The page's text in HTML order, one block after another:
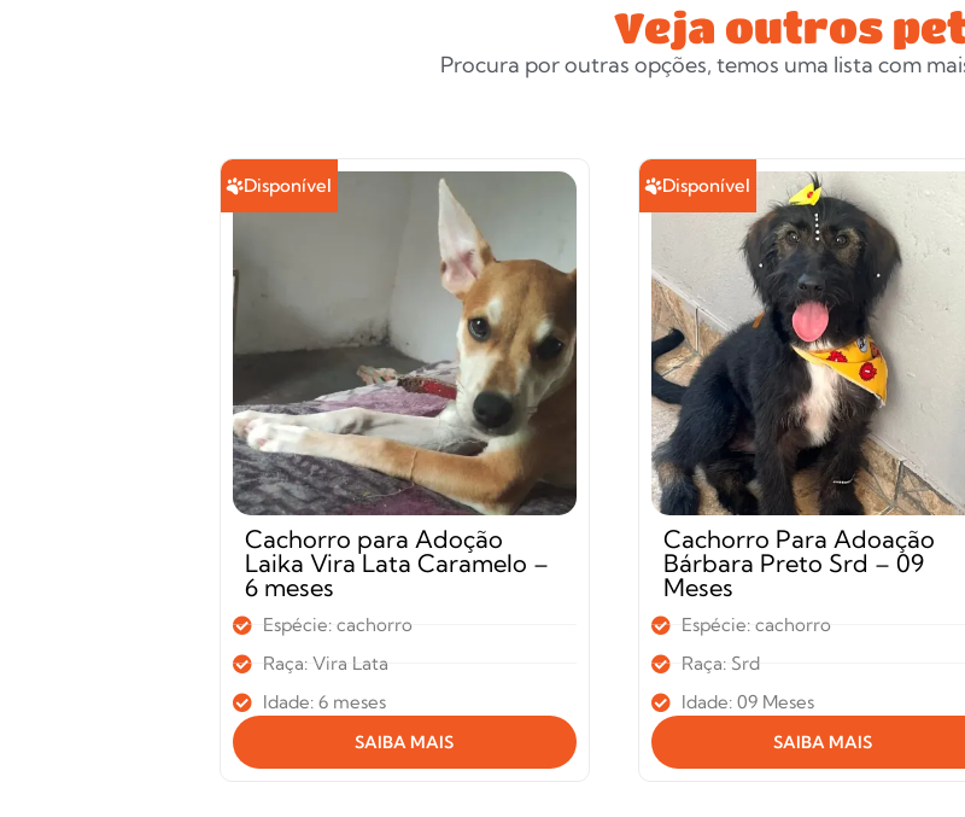
Veja outros
Procura por outras opções, temos uma lista com
Disponível
Cachorro para Adoção
Laika Vira Lata Caramelo –
6 meses
Espécie: cachorro
Raça: Vira Lata
Idade: 6 meses
SAIBA MAIS
Disponível
Cachorro Para Adoação
Bárbara Preto Srd – 09
Meses
Espécie: cachorro
Raça: Srd
Idade: 09 Meses
SAIBA MAIS